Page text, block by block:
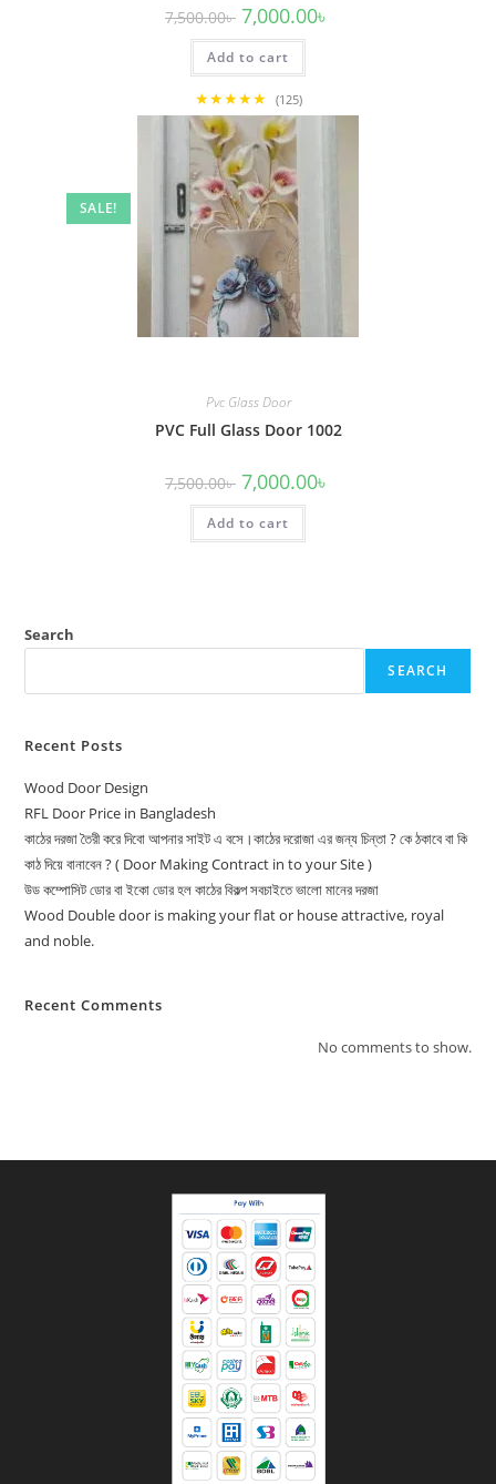
7,500.00৳ Original
price
was:
7,500.00৳ .
7,000.00৳
Add to cart
★★★★★ (125)
SALE!
Pvc Glass Door
PVC Full Glass Door 1002
7,500.00৳ Original
price
was:
7,500.00৳ .
7,000.00৳
Add to cart
Search
SEARCH
Recent Posts
Wood Door Design
RFL Door Price in Bangladesh
কাঠের দরজা তৈরী করে দিবো আপনার সাইট এ বসে।কাঠের দরোজা এর জন্য চিন্তা ? কে ঠকাবে বা কি
কাঠ দিয়ে বানাবেন ? ( Door Making Contract in to your Site )
উড কম্পোসিট ডোর বা ইকো ডোর হল কাঠের বিকল্প সবচাইতে ভালো মানের দরজা
Wood Double door is making your flat or house attractive, royal
and noble.
Recent Comments
No comments to show.